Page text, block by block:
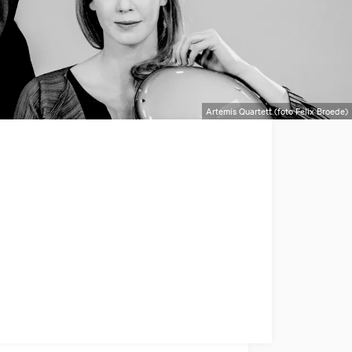
Artemis Quartett (foto Felix Broede)